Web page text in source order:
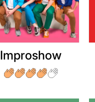
Improshow